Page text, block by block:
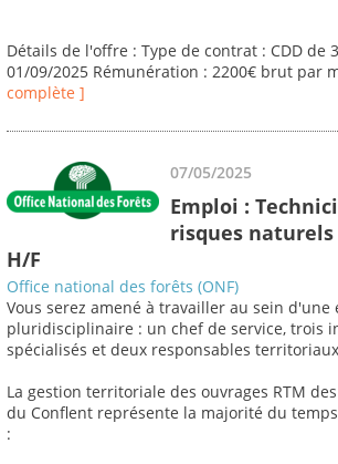
Détails de l'offre : Type de contrat : CDD de
01/09/2025 Rémunération : 2200€ brut par
complète ]
07/05/2025
Emploi :
risques naturels
H/F
Office national des forêts (ONF)
Vous serez amené à travailler au sein d'une
pluridisciplinaire : un chef de service, trois
spécialisés et deux responsables
La gestion territoriale des ouvrages RTM
du Conflent représente la majorité du
: